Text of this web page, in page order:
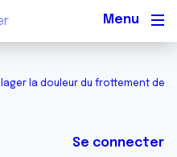
la douleur du frottement des
Se connecter